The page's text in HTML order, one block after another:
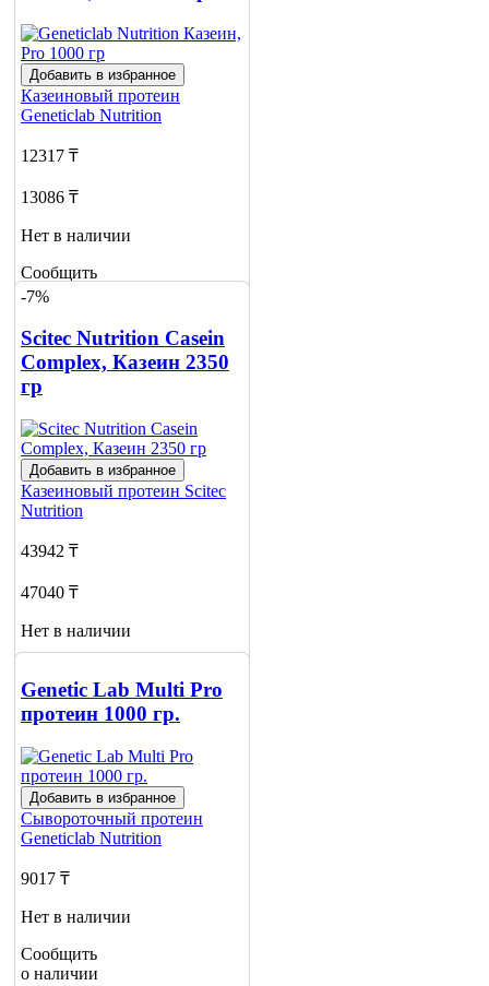
Добавить в избранное
Казеиновый протеин
Geneticlab Nutrition
12317 ₸
13086 ₸
Нет в наличии
Сообщить
о наличии
-7%
Scitec Nutrition Casein
Complex, Казеин 2350
гр
Добавить в избранное
Казеиновый протеин Scitec
Nutrition
43942 ₸
47040 ₸
Нет в наличии
о наличии
Genetic Lab Multi Pro
протеин 1000 гр.
Добавить в избранное
Сывороточный протеин
Geneticlab Nutrition
9017 ₸
Нет в наличии
Сообщить
о наличии